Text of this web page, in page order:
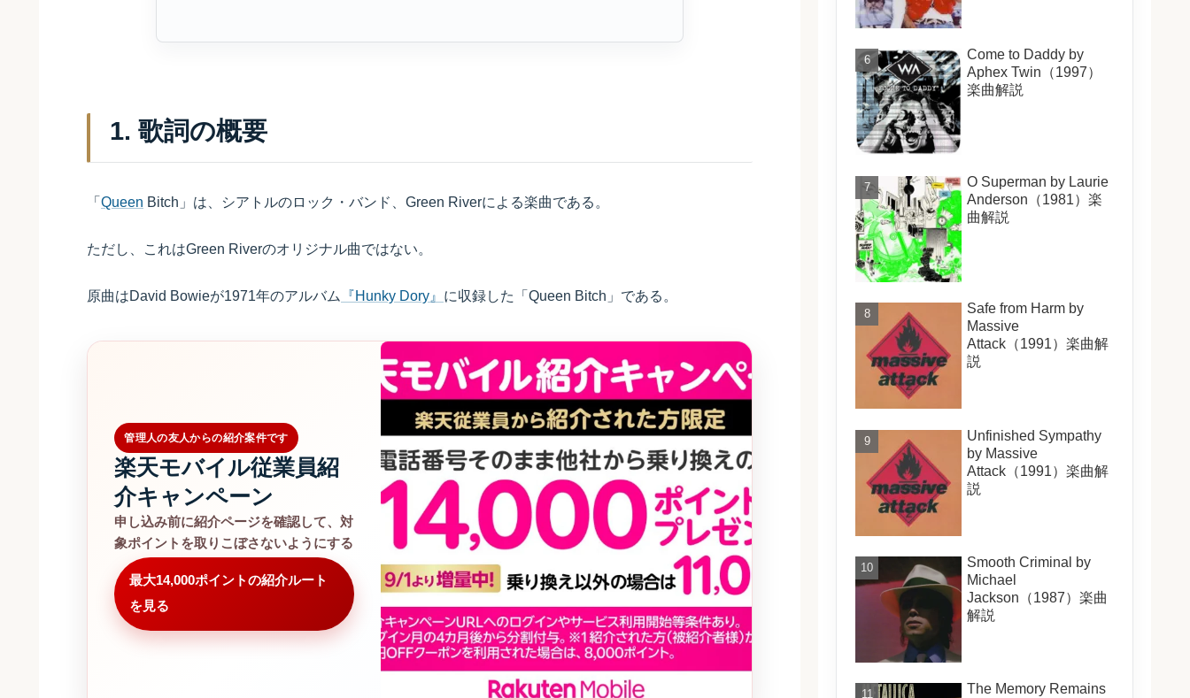
1. 歌詞の概要
「Queen Bitch」は、シアトルのロック・バンド、Green Riverによる楽曲である。
ただし、これはGreen Riverのオリジナル曲ではない。
原曲はDavid Bowieが1971年のアルバム 『Hunky Dory』 に収録した「Queen Bitch」である。
管理人の友人からの紹介案件です
楽天モバイル従業員紹
介キャンペーン
申し込み前に紹介ページを確認して、対
象ポイントを取りこぼさないようにする
最大14,000ポイントの紹介ルート
を見る
Come to Daddy by
Aphex Twin（1997）
楽曲解説
O Superman by Laurie
Anderson（1981）楽
曲解説
Safe from Harm by
Massive
Attack（1991）楽曲解
説
Unfinished Sympathy
by Massive
Attack（1991）楽曲解
説
Smooth Criminal by
Michael
Jackson（1987）楽曲
解説
The Memory Remains